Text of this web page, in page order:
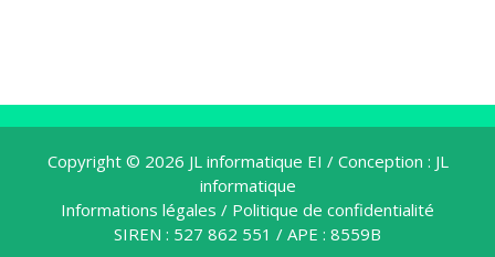
Copyright © 2026 JL informatique EI / Conception : JL
informatique
Informations légales / Politique de confidentialité
SIREN : 527 862 551 / APE : 8559B